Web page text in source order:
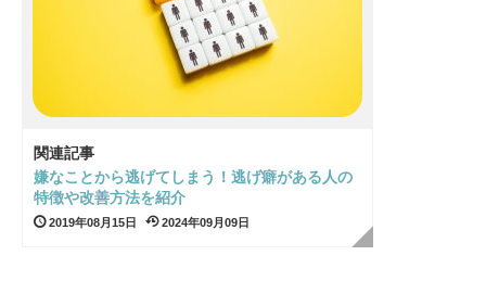
関連記事
嫌なことから逃げてしまう！逃げ癖がある人の
特徴や改善方法を紹介
2019年08月15日 2024年09月09日